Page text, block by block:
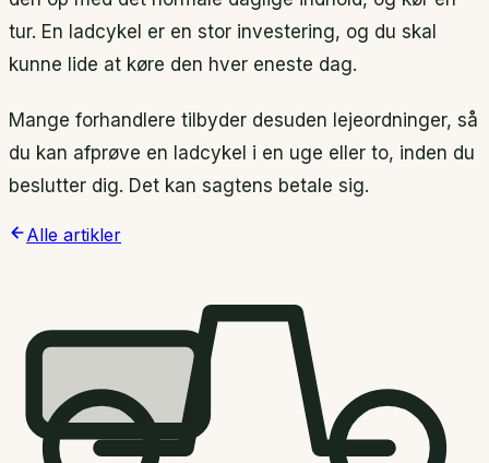
tur. En ladcykel er en stor investering, og du skal
kunne lide at køre den hver eneste dag.
Mange forhandlere tilbyder desuden lejeordninger, så
du kan afprøve en ladcykel i en uge eller to, inden du
beslutter dig. Det kan sagtens betale sig.
Alle artikler